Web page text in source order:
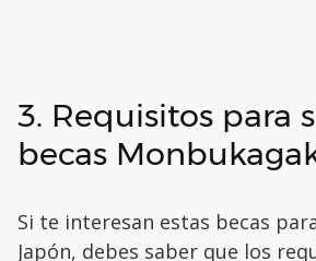
3. Requisitos para
becas
Si te interesan estas becas
Japón, debes saber que los